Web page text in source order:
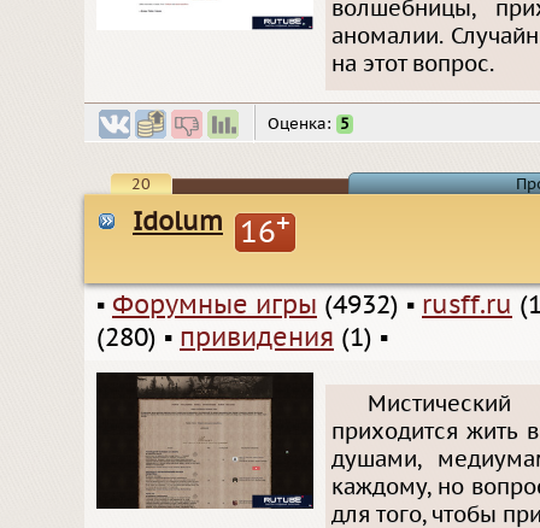
волшебницы,
аномалии.
на этот вопрос.
Оценка: 5
20
Idolum 16+
▪ Форумные игры (4932) ▪ rusff.ru
(280) ▪ привидения (1) ▪
приходится жить
душами,
каждому, но
для того, чтобы